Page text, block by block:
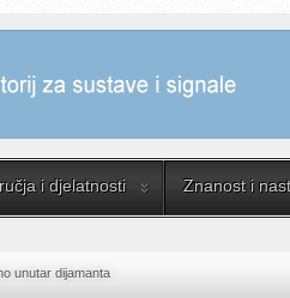
i djelatnosti Znanost i
unutar dijamanta